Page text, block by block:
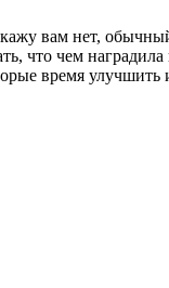
вам нет,
что чем наградила
время